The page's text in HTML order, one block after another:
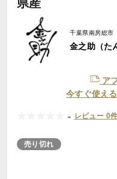
県産
千葉県南房総市
金之助（た
ア
今すぐ使え
- レビュー 0件
売り切れ